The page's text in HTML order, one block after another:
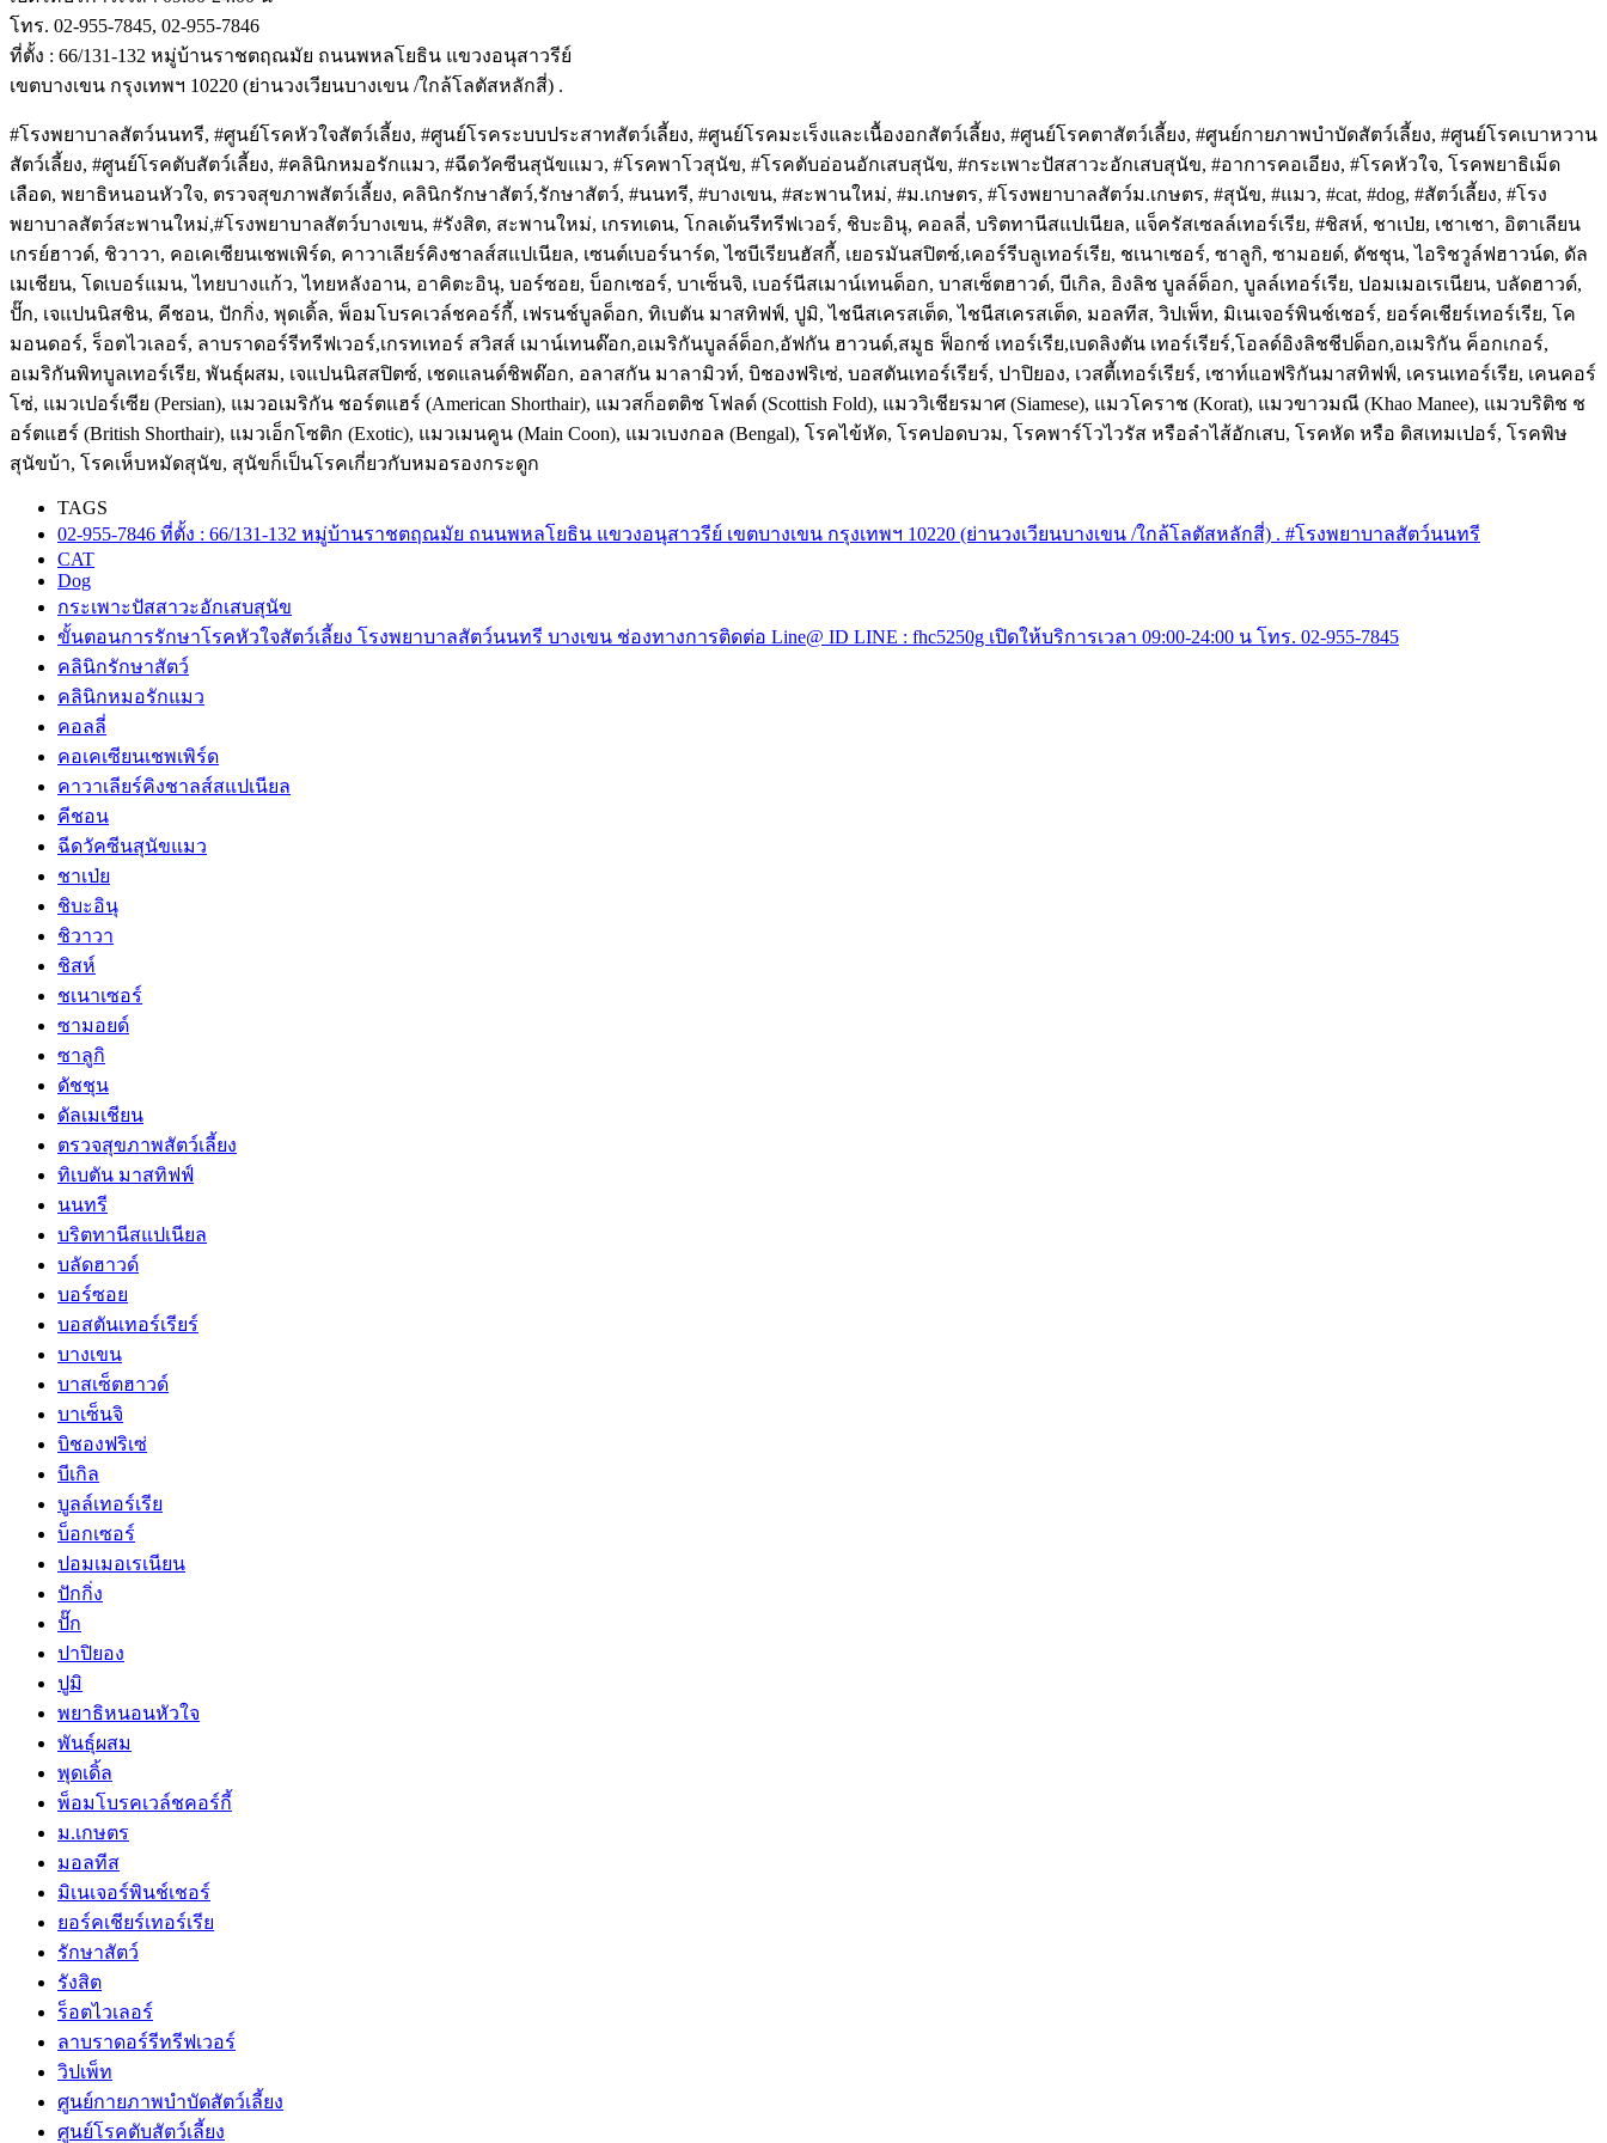
โทร. 02-955-7845, 02-955-7846
ที่ตั้ง : 66/131-132 หมู่บ้านราชตฤณมัย ถนนพหลโยธิน แขวงอนุสาวรีย์
เขตบางเขน กรุงเทพฯ 10220 (ย่านวงเวียนบางเขน /ใกล้โลตัสหลักสี่) .
#โรงพยาบาลสัตว์นนทรี, #ศูนย์โรคหัวใจสัตว์เลี้ยง, #ศูนย์โรคระบบประสาทสัตว์เลี้ยง, #ศูนย์โรคมะเร็งและเนื้องอกสัตว์เลี้ยง, #ศูนย์โรคตาสัตว์เลี้ยง, #ศูนย์กายภาพบำบัดสัตว์เลี้ยง, #ศูนย์โรคเบาหวาน
สัตว์เลี้ยง, #ศูนย์โรคตับสัตว์เลี้ยง, #คลินิกหมอรักแมว, #ฉีดวัคซีนสุนัขแมว, #โรคพาโวสุนัข, #โรคตับอ่อนอักเสบสุนัข, #กระเพาะปัสสาวะอักเสบสุนัข, #อาการคอเอียง, #โรคหัวใจ, โรคพยาธิเม็ด
เลือด, พยาธิหนอนหัวใจ, ตรวจสุขภาพสัตว์เลี้ยง, คลินิกรักษาสัตว์,รักษาสัตว์, #นนทรี, #บางเขน, #สะพานใหม่, #ม.เกษตร, #โรงพยาบาลสัตว์ม.เกษตร, #สุนัข, #แมว, #cat, #dog, #สัตว์เลี้ยง, #โรง
พยาบาลสัตว์สะพานใหม่,#โรงพยาบาลสัตว์บางเขน, #รังสิต, สะพานใหม่, เกรทเดน, โกลเด้นรีทรีฟเวอร์, ชิบะอินุ, คอลลี่, บริตทานีสแปเนียล, แจ็ครัสเซลล์เทอร์เรีย, #ชิสห์, ชาเป่ย, เชาเชา, อิตาเลียน
เกรย์ฮาวด์, ชิวาวา, คอเคเซียนเชพเพิร์ด, คาวาเลียร์คิงชาลส์สแปเนียล, เซนต์เบอร์นาร์ด, ไซบีเรียนฮัสกี้, เยอรมันสปิตซ์,เคอร์รีบลูเทอร์เรีย, ชเนาเซอร์, ซาลูกิ, ซามอยด์, ดัชชุน, ไอริชวูล์ฟฮาวน์ด, ดัล
เมเชียน, โดเบอร์แมน, ไทยบางแก้ว, ไทยหลังอาน, อาคิตะอินุ, บอร์ซอย, บ็อกเซอร์, บาเซ็นจิ, เบอร์นีสเมาน์เทนด็อก, บาสเซ็ตฮาวด์, บีเกิล, อิงลิช บูลล์ด็อก, บูลล์เทอร์เรีย, ปอมเมอเรเนียน, บลัดฮาวด์,
ปั๊ก, เจแปนนิสชิน, คีชอน, ปักกิ่ง, พุดเดิ้ล, พ็อมโบรคเวล์ชคอร์กี้, เฟรนช์บูลด็อก, ทิเบตัน มาสทิฟฟ์, ปูมิ, ไชนีสเครสเต็ด, ไชนีสเครสเต็ด, มอลทีส, วิปเพ็ท, มิเนเจอร์พินช์เชอร์, ยอร์คเชียร์เทอร์เรีย, โค
มอนดอร์, ร็อตไวเลอร์, ลาบราดอร์รีทรีฟเวอร์,เกรทเทอร์ สวิสส์ เมาน์เทนด๊อก,อเมริกันบูลล์ด็อก,อัฟกัน ฮาวนด์,สมูธ ฟ็อกซ์ เทอร์เรีย,เบดลิงตัน เทอร์เรียร์,โอลด์อิงลิชชีปด็อก,อเมริกัน ค็อกเกอร์,
อเมริกันพิทบูลเทอร์เรีย, พันธุ์ผสม, เจแปนนิสสปิตซ์, เชดแลนด์ชิพด๊อก, อลาสกัน มาลามิวท์, บิชองฟริเซ่, บอสตันเทอร์เรียร์, ปาปิยอง, เวสตี้เทอร์เรียร์, เซาท์แอฟริกันมาสทิฟฟ์, เครนเทอร์เรีย, เคนคอร์
โซ่, แมวเปอร์เซีย (Persian), แมวอเมริกัน ชอร์ตแฮร์ (American Shorthair), แมวสก็อตติช โฟลด์ (Scottish Fold), แมววิเชียรมาศ (Siamese), แมวโคราช (Korat), แมวขาวมณี (Khao Manee), แมวบริติช ช
อร์ตแฮร์ (British Shorthair), แมวเอ็กโซติก (Exotic), แมวเมนคูน (Main Coon), แมวเบงกอล (Bengal), โรคไข้หัด, โรคปอดบวม, โรคพาร์โวไวรัส หรือลำไส้อักเสบ, โรคหัด หรือ ดิสเทมเปอร์, โรคพิษ
สุนัขบ้า, โรคเห็บหมัดสุนัข, สุนัขก็เป็นโรคเกี่ยวกับหมอรองกระดูก
TAGS
02-955-7846 ที่ตั้ง : 66/131-132 หมู่บ้านราชตฤณมัย ถนนพหลโยธิน แขวงอนุสาวรีย์ เขตบางเขน กรุงเทพฯ 10220 (ย่านวงเวียนบางเขน /ใกล้โลตัสหลักสี่) . #โรงพยาบาลสัตว์นนทรี
CAT
Dog
กระเพาะปัสสาวะอักเสบสุนัข
ขั้นตอนการรักษาโรคหัวใจสัตว์เลี้ยง โรงพยาบาลสัตว์นนทรี บางเขน ช่องทางการติดต่อ Line@ ID LINE : fhc5250g เปิดให้บริการเวลา 09:00-24:00 น โทร. 02-955-7845
คลินิกรักษาสัตว์
คลินิกหมอรักแมว
คอลลี่
คอเคเซียนเชพเพิร์ด
คาวาเลียร์คิงชาลส์สแปเนียล
คีชอน
ฉีดวัคซีนสุนัขแมว
ชาเป่ย
ชิบะอินุ
ชิวาวา
ชิสห์
ชเนาเซอร์
ซามอยด์
ซาลูกิ
ดัชชุน
ดัลเมเชียน
ตรวจสุขภาพสัตว์เลี้ยง
ทิเบตัน มาสทิฟฟ์
นนทรี
บริตทานีสแปเนียล
บลัดฮาวด์
บอร์ซอย
บอสตันเทอร์เรียร์
บางเขน
บาสเซ็ตฮาวด์
บาเซ็นจิ
บิชองฟริเซ่
บีเกิล
บูลล์เทอร์เรีย
บ็อกเซอร์
ปอมเมอเรเนียน
ปักกิ่ง
ปั๊ก
ปาปิยอง
ปูมิ
พยาธิหนอนหัวใจ
พันธุ์ผสม
พุดเดิ้ล
พ็อมโบรคเวล์ชคอร์กี้
ม.เกษตร
มอลทีส
มิเนเจอร์พินช์เชอร์
ยอร์คเชียร์เทอร์เรีย
รักษาสัตว์
รังสิต
ร็อตไวเลอร์
ลาบราดอร์รีทรีฟเวอร์
วิปเพ็ท
ศูนย์กายภาพบำบัดสัตว์เลี้ยง
ศูนย์โรคตับสัตว์เลี้ยง